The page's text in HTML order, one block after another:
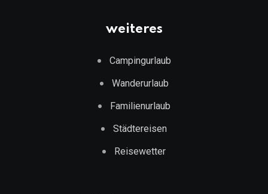
weiteres
Campingurlaub
Wanderurlaub
Familienurlaub
Städtereisen
Reisewetter